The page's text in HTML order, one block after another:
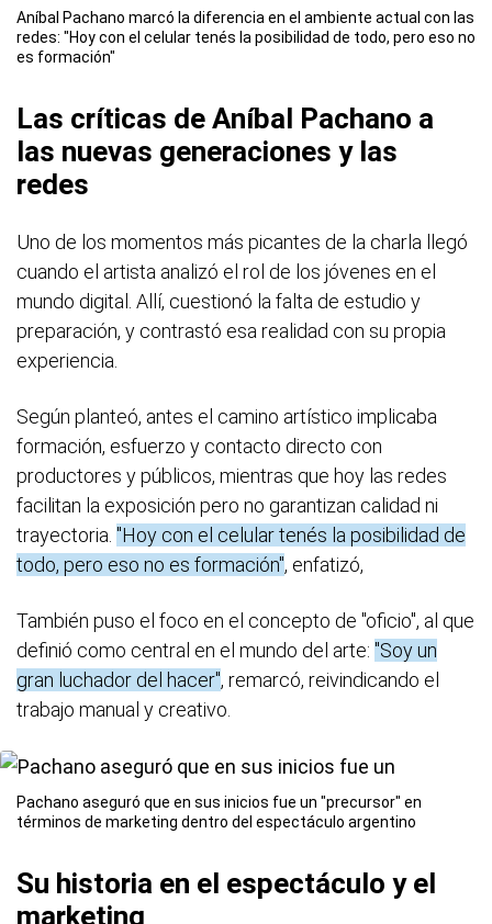
Aníbal Pachano marcó la diferencia en el ambiente actual con las
redes: "Hoy con el celular tenés la posibilidad de todo, pero eso no
es formación"
Las críticas de Aníbal Pachano a
las nuevas generaciones y las
redes
Uno de los momentos más picantes de la charla llegó
cuando el artista analizó el rol de los jóvenes en el
mundo digital. Allí, cuestionó la falta de estudio y
preparación, y contrastó esa realidad con su propia
experiencia.
Según planteó, antes el camino artístico implicaba
formación, esfuerzo y contacto directo con
productores y públicos, mientras que hoy las redes
facilitan la exposición pero no garantizan calidad ni
trayectoria. "Hoy con el celular tenés la posibilidad de
todo, pero eso no es formación", enfatizó,
También puso el foco en el concepto de "oficio", al que
definió como central en el mundo del arte: "Soy un
gran luchador del hacer", remarcó, reivindicando el
trabajo manual y creativo.
Pachano aseguró que en sus inicios fue un "precursor" en
términos de marketing dentro del espectáculo argentino
Su historia en el espectáculo y el
marketing